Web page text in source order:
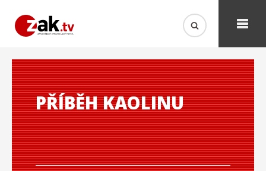
PŘÍBĚH KAOLINU